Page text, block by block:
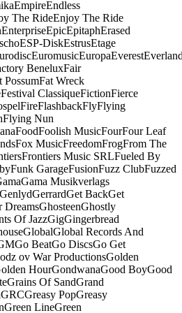
EmpireEndless
The RideEnjoy The Ride
EnterpriseEpicEpitaphErased
ESP-DiskEstrusEtage
EuromusicEuropaEverest
BeneluxFair
PossumFat Wreck
Festival ClassiqueFictionFierce
FireFlashbackFlyFlying
Flying Nun
FoodFoolish MusicFourFour Leaf
Fox MusicFreedomFrogFrom The
Frontiers Music SRLFueled By
Funk GarageFusionFuzz ClubFuzzed
Gama Musikverlags
GenlydGerrardGet BackGet
DreamsGhosteenGhostly
Of JazzGigGingerbread
GlobalGlobal Records And
Go BeatGo DiscsGo Get
ov War ProductionsGolden
HourGondwanaGood BoyGood
Grains Of SandGrand
GRCGreasy PopGreasy
Green LineGreen